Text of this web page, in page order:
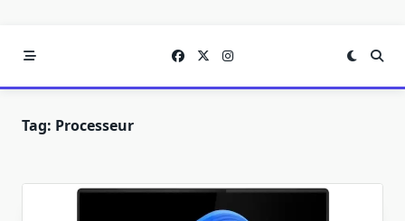
Tag: Processeur